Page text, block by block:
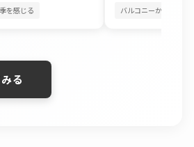
を感じる バルコニーから花火
る